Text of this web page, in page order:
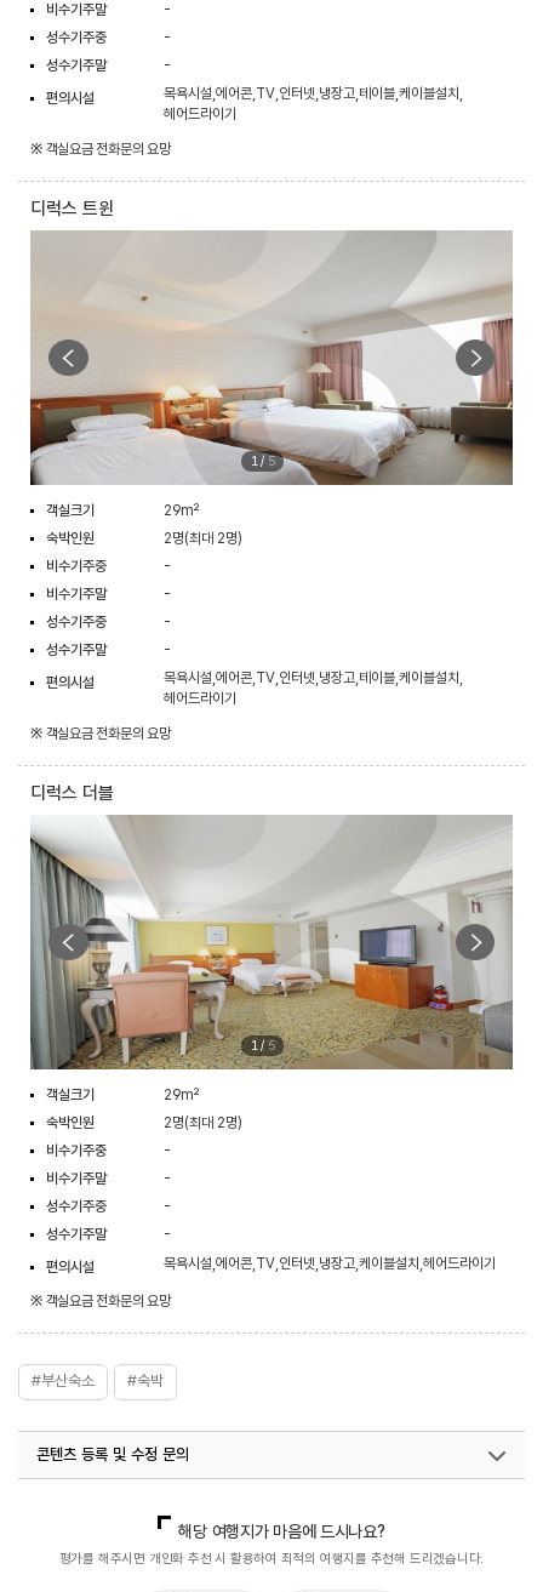
비수기주말
-
성수기주중
-
성수기주말
-
편의시설
목욕시설,에어콘,TV,인터넷,냉장고,테이블,케이블설치,
헤어드라이기
※ 객실요금 전화문의 요망
디럭스 트윈
1 / 5
객실크기
29m²
숙박인원
2명(최대 2명)
비수기주중
-
비수기주말
-
성수기주중
-
성수기주말
-
편의시설
목욕시설,에어콘,TV,인터넷,냉장고,테이블,케이블설치,
헤어드라이기
※ 객실요금 전화문의 요망
디럭스 더블
1 / 5
객실크기
29m²
숙박인원
2명(최대 2명)
비수기주중
-
비수기주말
-
성수기주중
-
성수기주말
-
편의시설
목욕시설,에어콘,TV,인터넷,냉장고,케이블설치,헤어드라이기
※ 객실요금 전화문의 요망
#부산숙소 #숙박
콘텐츠 등록 및 수정 문의
열린관광콘텐츠팀(열린관광-모두의여행)
033-738-3425
해당 여행지가 마음에 드시나요?
평가를 해주시면 개인화 추천 시 활용하여 최적의 여행지를 추천해 드리겠습니다.